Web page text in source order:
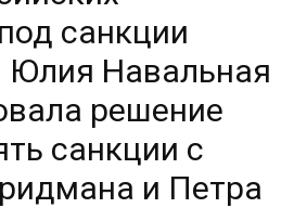
санкции
Юлия Навальная
решение
санкции с
и Петра